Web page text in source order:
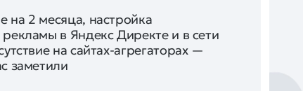
на 2 месяца, настройка
в Яндекс Директе и в сети
на сайтах-агрегаторах —
заметили